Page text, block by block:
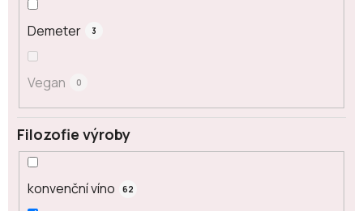
Demeter 3
Vegan 0
Filozofie výroby
konvenční víno 62